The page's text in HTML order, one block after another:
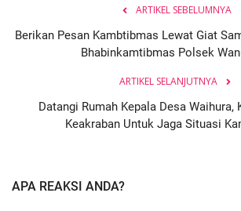
ARTIKEL SEBELUMNYA
Berikan Pesan Kambtibmas Lewat Giat
Bhabinkamtibmas Polsek
ARTIKEL SELANJUTNYA
Datangi Rumah Kepala Desa Waihura,
Keakraban Untuk Jaga Situasi
APA REAKSI ANDA?